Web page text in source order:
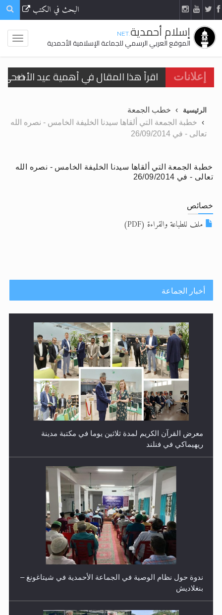
البحث في الكتب
إسلام أحمدية.NET
الموقع العربي الرسمي للجماعة الإسلامية الأحمدية
إعلانات
اقرأ هذا المقال في أهمية عيد
تعميم هامّ لأفراد الجماعة >> المزيد
تعميم هامّ لأفراد الجماعة >> المزيد
الرئيسية
خطب الجمعة
خطبة الجمعة التي ألقاها سيدنا الخليفة الخامس - نصره الله
تعالى - في 26/09/2014
خطبة الجمعة التي ألقاها سيدنا الخليفة الخامس - نصره الله
تعالى - في 26/09/2014
خصائص
ملف للطباعة والقراءة (PDF)
أخبار الجماعة
ندوة حول نظام الوصية في الجماعة الأحمدية في شيتاغونغ –
بنغلاديش
اليوم الوطني الرياضي لمجلس أنصار الله في هولندا